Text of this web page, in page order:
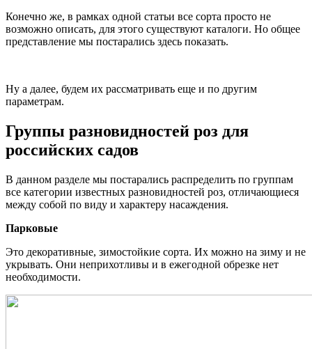
Конечно же, в рамках одной статьи все сорта просто не
возможно описать, для этого существуют каталоги. Но общее
представление мы постарались здесь показать.
Ну а далее, будем их рассматривать еще и по другим
параметрам.
Группы разновидностей роз для
российских садов
В данном разделе мы постарались распределить по группам
все категории известных разновидностей роз, отличающиеся
между собой по виду и характеру насаждения.
Парковые
Это декоративные, зимостойкие сорта. Их можно на зиму и не
укрывать. Они неприхотливы и в ежегодной обрезке нет
необходимости.